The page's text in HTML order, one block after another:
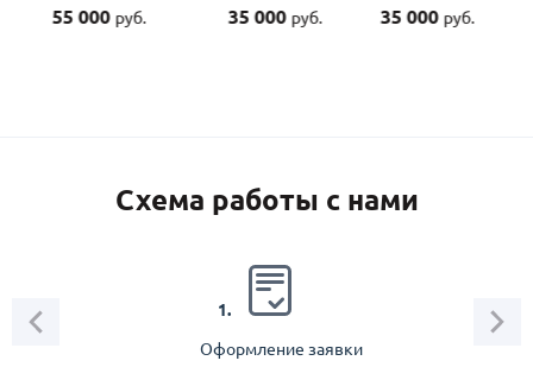
000руб. 35 000руб. 35 000руб. 45
Схема работы с нами
1.
Оформление заявки